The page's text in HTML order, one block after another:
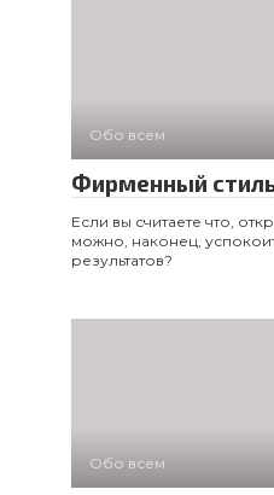
Обо всем
Фирменный
Если вы считаете что,
можно, наконец,
результатов?
Обо всем